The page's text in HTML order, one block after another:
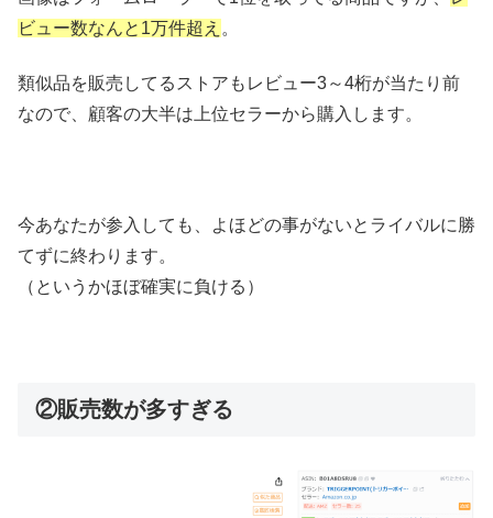
ビュー数なんと1万件超え 。
類似品を販売してるストアもレビュー3～4桁が当たり前
なので、顧客の大半は上位セラーから購入します。
今あなたが参入しても、よほどの事がないとライバルに勝
てずに終わります。
（というかほぼ確実に負ける）
②販売数が多すぎる